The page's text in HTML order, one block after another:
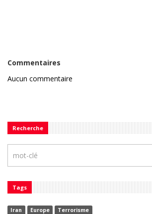
Commentaires
Aucun commentaire
Recherche
Tags
Iran Europe Terrorisme